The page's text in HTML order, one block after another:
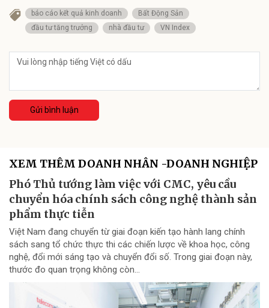
báo cáo kết quả kinh doanh
Bất Động Sản
đầu tư tăng trưởng
nhà đầu tư VN Index
Gửi bình luận
XEM THÊM DOANH NHÂN -DOANH NGHIỆP
Phó Thủ tướng làm việc với CMC, yêu cầu
chuyển hóa chính sách công nghệ thành sản
phẩm thực tiễn
Việt Nam đang chuyển từ giai đoạn kiến tạo hành lang chính
sách sang tổ chức thực thi các chiến lược về khoa học, công
nghệ, đổi mới sáng tạo và chuyển đổi số. Trong giai đoạn này,
thước đo quan trọng không còn...